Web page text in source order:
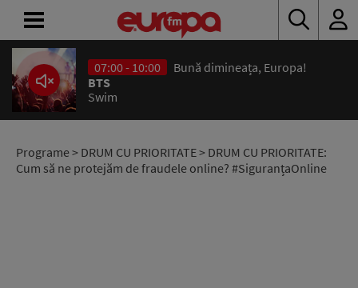
07:00 - 10:00
Bună dimineața, Europa!
BTS
Swim
Programe> DRUM CU PRIORITATE> DRUM CU PRIORITATE:
Cum să ne protejăm de fraudele online? #SiguranțaOnline
ACASĂ
ȘTIRI
RADIO